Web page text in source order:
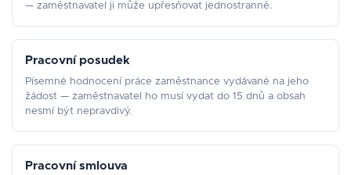
— zaměstnavatel ji může upřesňovat jednostranně.
Pracovní posudek
Písemné hodnocení práce zaměstnance vydávané na jeho
žádost — zaměstnavatel ho musí vydat do 15 dnů a obsah
nesmí být nepravdivý.
Pracovní smlouva